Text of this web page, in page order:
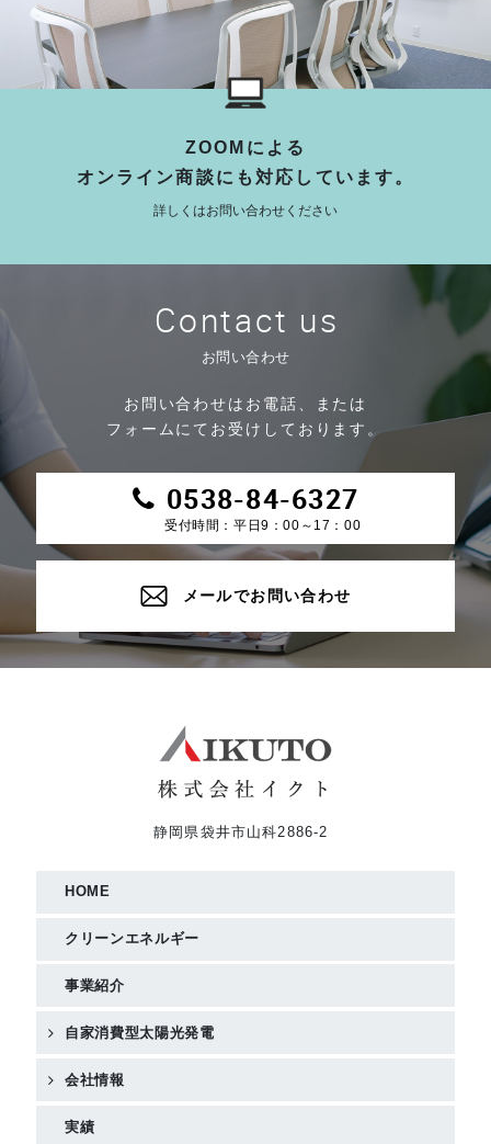
ZOOMによる
オンライン商談にも対応しています。
詳しくはお問い合わせください
Contact us
お問い合わせ
お問い合わせはお電話、または
フォームにてお受けしております。
0538-84-6327
受付時間：平日9：00～17：00
メールでお問い合わせ
静岡県袋井市山科2886-2
HOME
クリーンエネルギー
事業紹介
自家消費型太陽光発電
会社情報
実績